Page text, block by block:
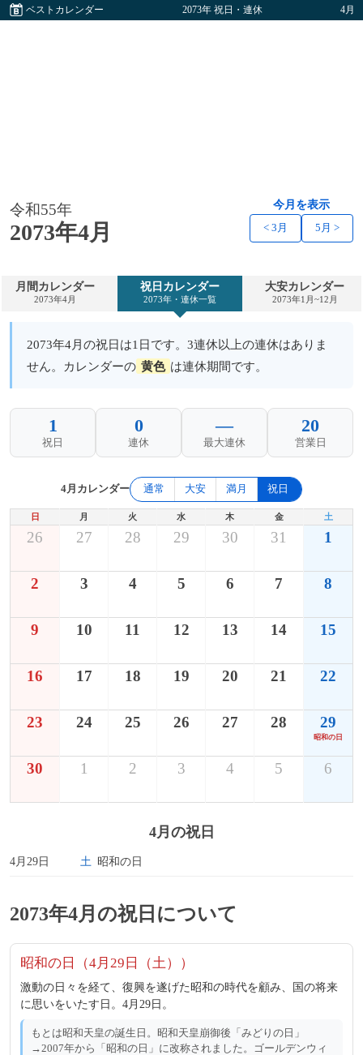
ベストカレンダー 2073年 祝日・連休 4月
令和55年
2073年4月
今月を表示
< 3月 5月 >
月間カレンダー
2073年4月
祝日カレンダー
2073年・連休一覧
大安カレンダー
2073年1月~12月
2073年4月の祝日は1日です。3連休以上の連休はありま
せん。カレンダーの 黄色 は連休期間です。
1
祝日
0
連休
—
最大連休
20
営業日
4月カレンダー 通常 大安 満月 祝日
日 月 火 水 木 金 土
26 27 28 29 30 31 1
2 3 4 5 6 7 8
9 10 11 12 13 14 15
16 17 18 19 20 21 22
23 24 25 26 27 28 29
昭和の日
30 1 2 3 4 5 6
4月の祝日
4月29日 土 昭和の日
2073年4月の祝日について
昭和の日（4月29日（土））
激動の日々を経て、復興を遂げた昭和の時代を顧み、国の将来
に思いをいたす日。4月29日。
もとは昭和天皇の誕生日。昭和天皇崩御後「みどりの日」
→2007年から「昭和の日」に改称されました。ゴールデンウィ